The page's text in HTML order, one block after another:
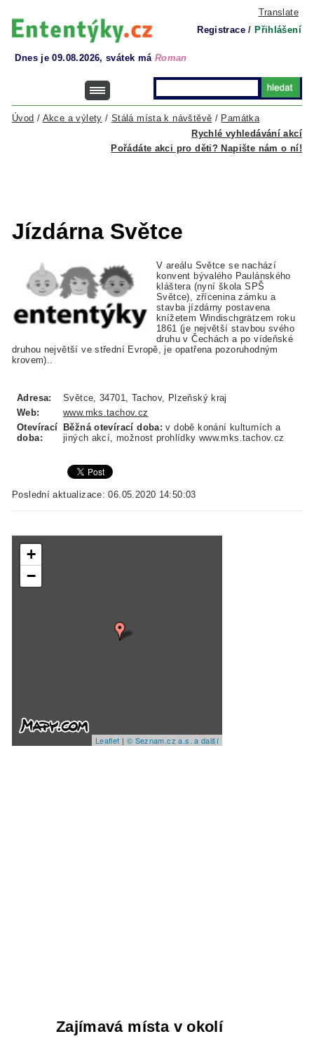
Translate
Registrace / Přihlášení
Dnes je 09.08.2026, svátek má Roman
Rychlé vyhledávání akcí
Úvod / Akce a výlety / Stálá místa k návštěvě / Památka
Pořádáte akci pro děti? Napište nám o ní!
Jízdárna Světce
V areálu Světce se nachází
konvent bývalého Paulánského
kláštera (nyní škola SPŠ
Světce), zřícenina zámku a
stavba jízdárny postavena
knížetem Windischgrätzem roku
1861 (je největší stavbou svého
druhu v Čechách a po vídeňské
druhou největší ve střední Evropě, je opatřena pozoruhodným
krovem)..
Adresa:
Světce, 34701, Tachov, Plzeňský kraj
Web:
www.mks.tachov.cz
Otevírací
doba:
Běžná otevírací doba: v době konání kulturních a
jiných akcí, možnost prohlídky www.mks.tachov.cz
Poslední aktualizace: 06.05.2020 14:50:03
+
−
Leaflet | © Seznam.cz a.s. a další
Zajímavá místa v okolí